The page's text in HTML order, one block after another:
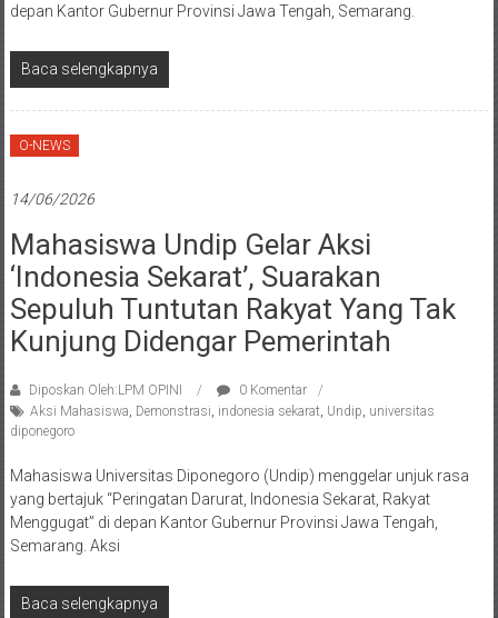
depan Kantor Gubernur Provinsi Jawa Tengah, Semarang.
Baca selengkapnya
O-NEWS
14/06/2026
Mahasiswa Undip Gelar Aksi
‘Indonesia Sekarat’, Suarakan
Sepuluh Tuntutan Rakyat Yang Tak
Kunjung Didengar Pemerintah
Diposkan Oleh:LPM OPINI
0 Komentar
Aksi Mahasiswa, Demonstrasi, indonesia sekarat, Undip, universitas
diponegoro
Mahasiswa Universitas Diponegoro (Undip) menggelar unjuk rasa
yang bertajuk “Peringatan Darurat, Indonesia Sekarat, Rakyat
Menggugat” di depan Kantor Gubernur Provinsi Jawa Tengah,
Semarang. Aksi
Baca selengkapnya